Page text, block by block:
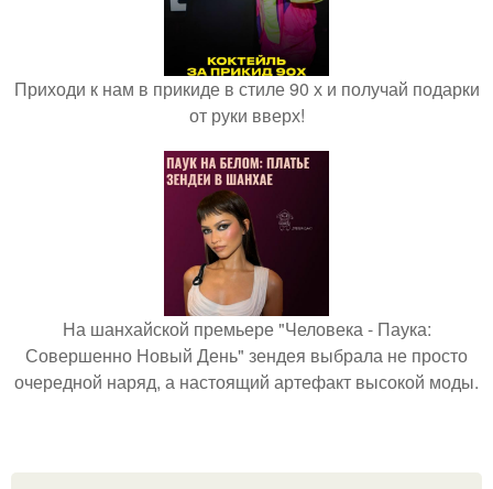
Приходи к нам в прикиде в стиле 90 х и получай подарки
от руки вверх!
На шанхайской премьере "Человека - Паука:
Совершенно Новый День" зендея выбрала не просто
очередной наряд, а настоящий артефакт высокой моды.